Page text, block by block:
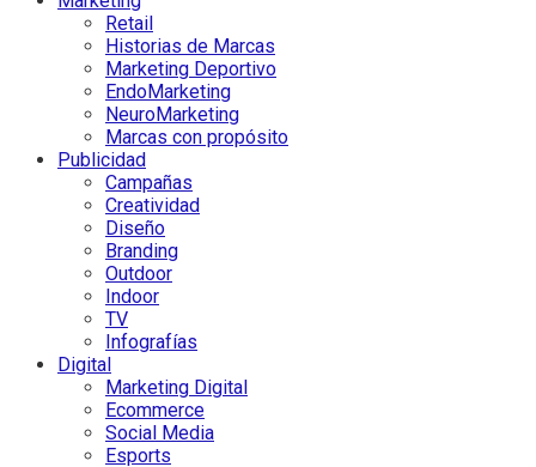
Retail
Historias de Marcas
Marketing Deportivo
EndoMarketing
NeuroMarketing
Marcas con propósito
Publicidad
Campañas
Creatividad
Diseño
Branding
Outdoor
Indoor
TV
Infografías
Digital
Marketing Digital
Ecommerce
Social Media
Esports